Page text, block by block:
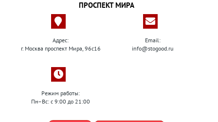
ПРОСПЕКТ МИРА
Адрес:
г. Москва проспект Мира, 96с16
Email:
info@stogood.ru
Режим работы:
Пн–Вс: с 9:00 до 21:00